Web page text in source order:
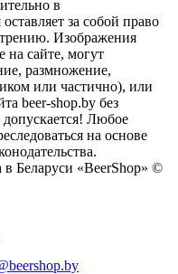
в
за собой право
Изображения
на сайте, могут
размножение,
или частично), или
beer-shop.by без
Любое
на основе
в Беларуси «BeerShop» ©